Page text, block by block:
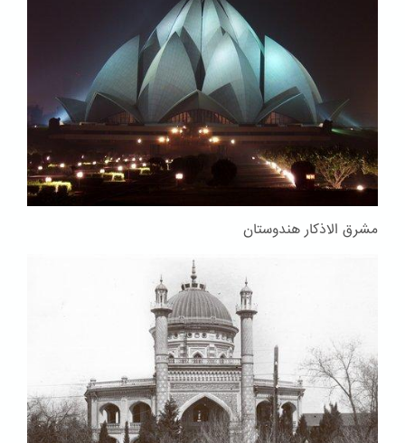
مشرق الاذکار هندوستان